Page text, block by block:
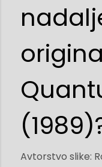
Avtorstvo slike: